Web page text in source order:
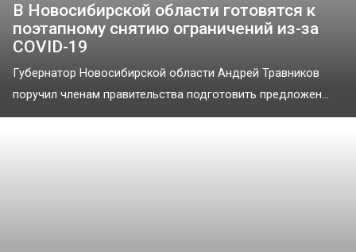
В Новосибирской области готовятся к
поэтапному снятию ограничений из-за
COVID-19
Губернатор Новосибирской области Андрей Травников
поручил членам правительства подготовить предложен...